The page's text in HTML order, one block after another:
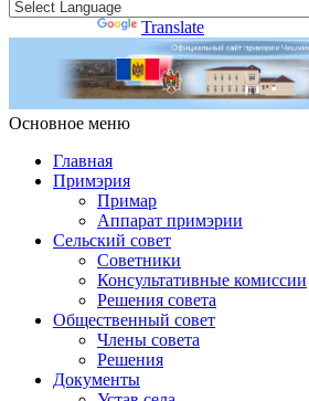
Translate
Основное меню
Примэрия Чишмикиой
Главная
Примэрия
Примар
Аппарат примэрии
Сельский совет
Советники
Консультативные комиссии
Решения совета
Общественный совет
Члены совета
Решения
Документы